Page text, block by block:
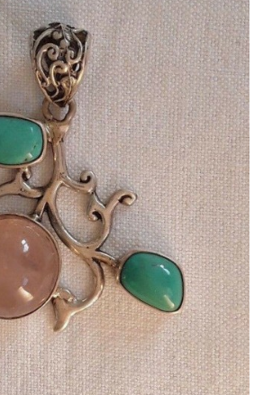
Dans mon panier
APERÇU RAPIDE